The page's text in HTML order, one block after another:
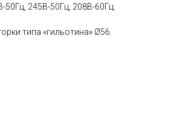
245В-50Гц, 208В-60Гц.
типа «гильотина» Ø56.